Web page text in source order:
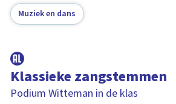
Muziek en dans
Klassieke zangstemmen
Podium Witteman in de klas